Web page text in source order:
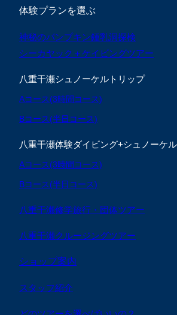
体験プランを選ぶ
神秘のパンプキン鍾乳洞探検
シーカヤック＋ケイビングツアー
八重干瀬シュノーケルトリップ
Aコース(3時間コース)
Bコース(半日コース)
八重干瀬体験ダイビング+シュノーケ
Aコース(3時間コース)
Bコース(半日コース)
八重干瀬修学旅行・団体ツアー
八重干瀬クルージングツアー
ショップ案内
スタッフ紹介